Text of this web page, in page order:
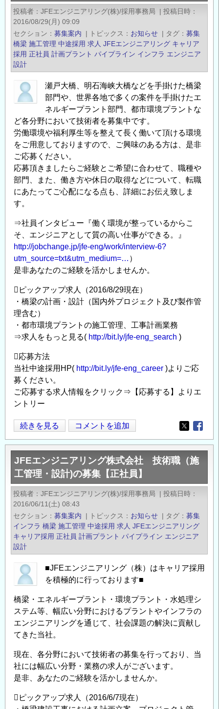
ア
リ
ン
グ
中
途
用
【正
員】
◆
積
極
採
用
◆
梁
エ
ン
ジ
ニ
ア
（設
計・
施
工
理
な
ど）
の
投稿者 JFEエンジニアリング(株)/採用事務局 | 投稿日時
2016/08/29(月) 09:09
セクション
募集案内 | トピックス お知らせ | タグ
募集
橋梁 施工管理 中途採用 求人 JFEエンジニアリング キャリア
採用 正社員 計画プラント パイプライン インフラ エンジニア
設計
瀬戸大橋、明石海峡大橋などを手掛けた橋梁
部門や、世界各地で多くの案件を手掛けたエ
ネルギープラント部門、都市環境プラントな
ど各分野において技術者を募集中です。
労働環境や福利厚生等を整えて長く働いて頂ける環境
をご用意しておりますので、ご興味のある方は、是非
ご応募ください。
応募頂きましたらご経験とご希望に合わせて、職種や
部門、また、働き方や休日の取得などについて、転職
にあたってご心配になる点も、詳細にお伝え致しま
す。
⇒社員インタビュー『働く環境が整っているからこ
そ、エンジニアとして質の高い仕事ができる。』
http://jobchange.jp/jfe-eng/work/interview-6?
utm_source=txt&utm_medium=… ）
是非あなたのご経験を活かしませんか。
ピックアップ求人（2016/8/29現在）
・橋梁の計画・設計（国内外プロジェクト及び製作管
理含む）
・都市環境プラントの施工管理、工事計画業務
⇒求人をもっと見る( http://bit.ly/jfe-eng_search )
応募方法
当社中途採用HP( http://bit.ly/jfe-eng_career )よりご応
募ください。
ご応募する求人情報をクリック⇒【応募する】よりエ
ントリー
◆
新
た
な
環
境
で
キ
ャ
リ
ア
ッ
プ
を
◆
～
JFE
ン
ジ
ニ
ア
続きを見る コメントを追加
Opens in
JFEエンジニアリング株式会社 技術職（施
工管理・設計)の募集【正社員】
投稿者 JFEエンジニアリング(株)/採用事務局 | 投稿日時
2016/06/11(土) 08:43
セクション
募集案内 | トピックス お知らせ | タグ
募集
インフラ 橋梁 施工管理 中途採用 求人 JFEエンジニアリング
キャリア採用 正社員 計画プラント パイプライン エンジニア
設計
■JFEエンジニアリング（株）はキャリア採用
を積極的に行っております■
橋梁・エネルギープラント・環境プラント・水処理シ
ステム等、幅広い分野におけるプラントやインフラの
エンジニアリングを通じて、社会課題の解決に貢献し
てきた当社。
現在、各分野において技術者の募集を行っており、当
社には幅広い分野・業務の求人がございます。
是非、あなたのご経験を活かしませんか。
ピックアップ求人（2016/6/7現在）